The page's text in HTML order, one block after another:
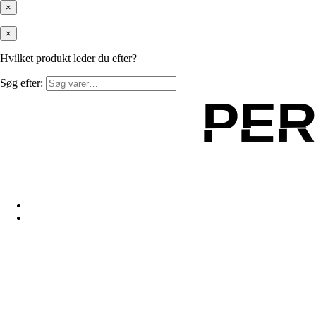
×
×
Hvilket produkt leder du efter?
Søg efter: